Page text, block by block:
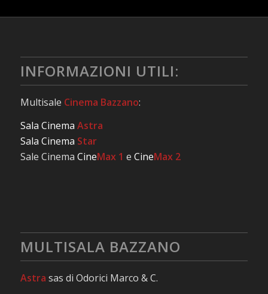
INFORMAZIONI UTILI:
Multisale Cinema Bazzano:
Sala Cinema Astra
Sala Cinema Star
Sale Cinema CineMax 1 e CineMax 2
MULTISALA BAZZANO
Astra sas di Odorici Marco & C.